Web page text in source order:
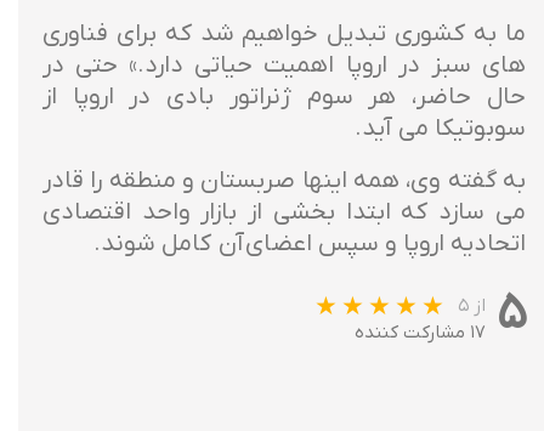
ما به کشوری تبدیل خواهیم شد که برای فناوری
های سبز در اروپا اهمیت حیاتی دارد.» حتی در
حال حاضر، هر سوم ژنراتور بادی در اروپا از
سوبوتیکا می آید.
به گفته وی، همه اینها صربستان و منطقه را قادر
می سازد که ابتدا بخشی از بازار واحد اقتصادی
اتحادیه اروپا و سپس اعضای آن کامل شوند.
۵ از ۵
۱۷ مشارکت کننده